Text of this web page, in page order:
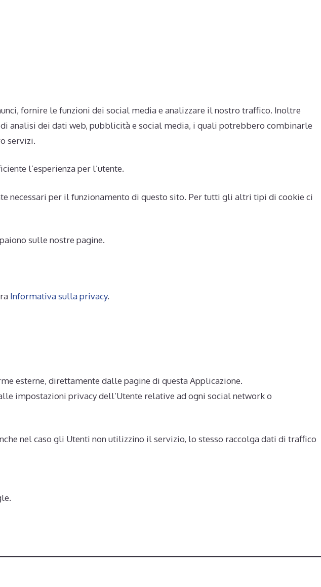
fornire le funzioni dei social media e analizzare il nostro traffico. Inoltre
analisi dei dati web, pubblicità e social media, i quali potrebbero combinarle
servizi.
l’esperienza per l’utente.
necessari per il funzionamento di questo sito. Per tutti gli altri tipi di cookie ci
sulle nostre pagine.
Informativa sulla privacy.
esterne, direttamente dalle pagine di questa Applicazione.
impostazioni privacy dell’Utente relative ad ogni social network o
nel caso gli Utenti non utilizzino il servizio, lo stesso raccolga dati di traffico